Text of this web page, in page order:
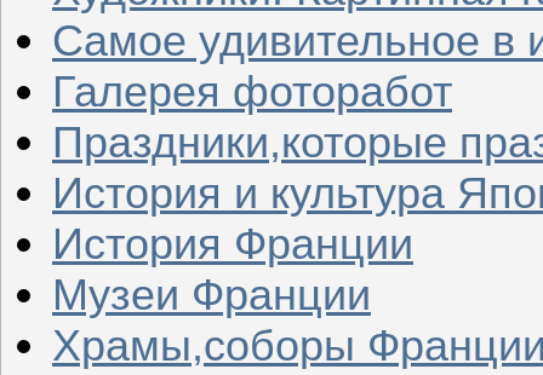
Самое удивительное в
Галерея фоторабот
Праздники,которые
История и культура
История Франции
Музеи Франции
Храмы,соборы